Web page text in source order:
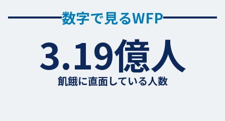
数字で見るWFP
3.19億人
飢餓に直面している人数